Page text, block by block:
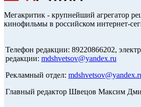
Мегакритик - крупнейший агрегатор
кинофильмы в российском интернет-
Телефон редакции: 89220866202,
редакции: mdshvetsov@yandex.ru
Рекламный отдел:
Главный редактор Швецов Максим